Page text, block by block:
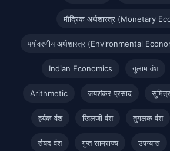
मौद्रिक अर्थशास्त्र (Monetary
पर्यावरणीय अर्थशास्त्र (Environmental
Indian Economics गुलाम वंश
Arithmetic जयशंकर प्रसाद
हर्यक वंश खिलजी वंश तुगलक वंश
सैयद वंश गुप्त साम्राज्य उपन्यास